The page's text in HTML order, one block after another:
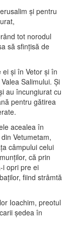
şi pentru
tot norodul
să sfinţisă de
şi în Vetor şi în
Salimului. Şi
au încungiurat cu
pentru gătirea
acealea în
Vetumetam,
câmpului celui
că prin
i opri pre ei
fiind strâmtă
Ioachim, preotul
şedea în